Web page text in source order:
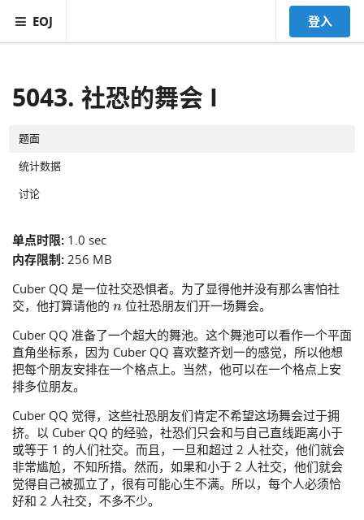
EOJ 登入
5043. 社恐的舞会 I
题面
统计数据
讨论
单点时限: 1.0 sec
内存限制: 256 MB
Cuber QQ 是一位社交恐惧者。为了显得他并没有那么害怕社
交，他打算请他的 n位社恐朋友们开一场舞会。
Cuber QQ 准备了一个超大的舞池。这个舞池可以看作一个平面
直角坐标系，因为 Cuber QQ 喜欢整齐划一的感觉，所以他想
把每个朋友安排在一个格点上。当然，他可以在一个格点上安
排多位朋友。
Cuber QQ 觉得，这些社恐朋友们肯定不希望这场舞会过于拥
挤。以 Cuber QQ 的经验，社恐们只会和与自己直线距离小于
或等于 1 的人们社交。而且，一旦和超过 2 人社交，他们就会
非常尴尬，不知所措。然而，如果和小于 2 人社交，他们就会
觉得自己被孤立了，很有可能心生不满。所以，每个人必须恰
好和 2 人社交，不多不少。